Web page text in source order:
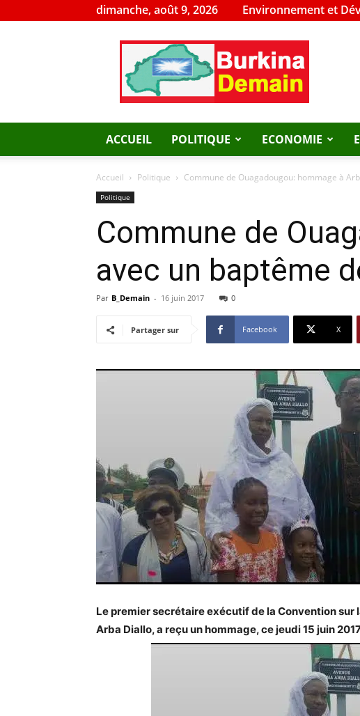
dimanche, août 9, 2026 Environnement et
Burkina
Demain
ACCUEIL POLITIQUE ECONOMIE
Accueil Politique Commune de Ouagadougou: hommage à
Politique
Commune de
avec un baptême
Par B_Demain - 16 juin 2017 0
Partager sur Facebook X
Le premier secrétaire exécutif de la Convention
Arba Diallo, a reçu un hommage, ce jeudi 15 juin